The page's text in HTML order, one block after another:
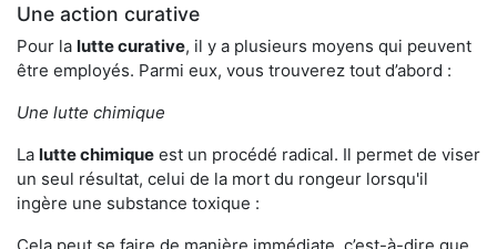
Une action curative
Pour la lutte curative, il y a plusieurs moyens qui peuvent
être employés. Parmi eux, vous trouverez tout d’abord :
Une lutte chimique
La lutte chimique est un procédé radical. Il permet de viser
un seul résultat, celui de la mort du rongeur lorsqu'il
ingère une substance toxique :